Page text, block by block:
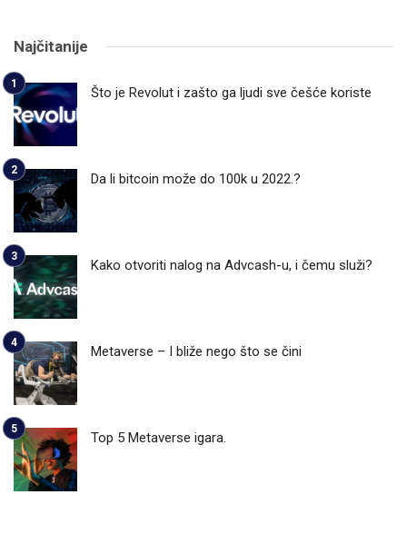
Najčitanije
Što je Revolut i zašto ga ljudi sve češće koriste
Da li bitcoin može do 100k u 2022.?
Kako otvoriti nalog na Advcash-u, i čemu služi?
Metaverse – I bliže nego što se čini
Top 5 Metaverse igara.